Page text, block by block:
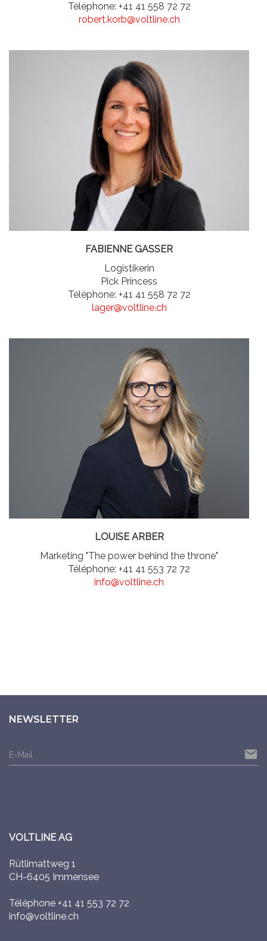
Téléphone: +41 41 558 72 72
robert.korb@voltline.ch
FABIENNE GASSER
Logistikerin
Pick Princess
Téléphone: +41 41 558 72 72
lager@voltline.ch
LOUISE ARBER
Marketing "The power behind the throne"
Téléphone: +41 41 553 72 72
info@voltline.ch
NEWSLETTER
E-Mail email
VOLTLINE AG
Rütlimattweg 1
CH-6405 Immensee
Téléphone +41 41 553 72 72
info@voltline.ch